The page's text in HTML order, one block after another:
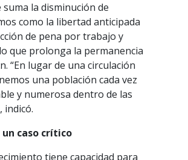
suma la disminución de
como la libertad anticipada
de pena por trabajo y
que prolonga la permanencia
“En lugar de una circulación
una población cada vez
y numerosa dentro de las
indicó.
un caso crítico
tiene capacidad para